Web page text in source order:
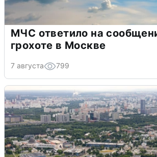
МЧС ответило на
грохоте в Москве
7 августа 799